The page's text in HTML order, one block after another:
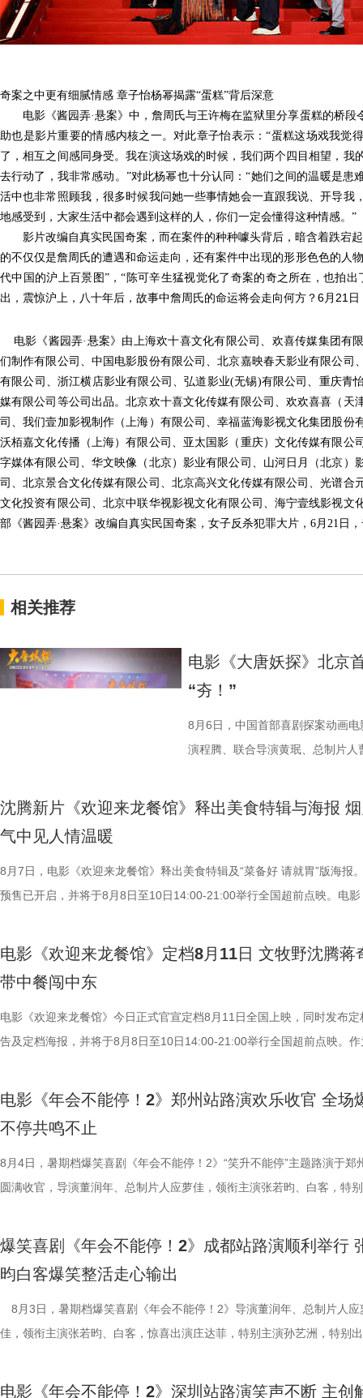
奇案之中更有细腻情感 章子怡杨幂揭露“蛋糕”背后深意
电影《酱园弄·悬案》中，詹周氏与王许梅在监狱里分享蛋糕的桥段
助也是影片重要的情感内核之一。对此章子怡表示：“蛋糕这场戏我觉
了，相互之间感同身受。我在演这场戏的时候，我们两个四目相望，我
去行动了，我非常感动。”对此杨幂也十分认同：“她们 之间的温暖是患
活中也非常照顾我，很多时候我问她一些事情她会一直跟我说、开导我
地感受到，大家生活中都会遇到这样的人，你们一定会懂得这种情感。 ”
影片改编自真实民国奇案， 而在案件的种种噱头背后，暗含着跌宕
的不仅仅是詹周氏的遭遇和命运走向，还有案件中出现的形形色色的人
代中国的沪上百景图”，“陈可辛生猛视觉化了奇案的奇之所在，也拍
出，震惊沪上，八十年后，故事中詹周氏的命运将会走向何方？ 6月 21
电影《酱园弄·悬案》由上海欢十喜文化有限公司、欢喜传媒集团有
们制作有限公司、中国电影股份有限公司、北京嘉映春天影业有限公司
有限公司、浙江横店影业有限公司、弘道影业(无锡)有限公司、重庆青
媒有限公司等公司出品。北京欢十喜文化传媒有限公司、欢欢喜喜（天
司、我们壹加影视制作（上海）有限公司、幸福蓝海影视文化集团股份
沃栢嘉文化传播（上海）有限公司、亚太国影（重庆）文化传媒有限公
字媒体有限公司、华文映像（北京）影业有限公司、山河日月（北京）
司、北京景合文化传媒有限公司、北京高兴文化传媒有限公司、光谱合
文化投资有限公司、北京中联华视影视文化有限公司、海宁壹线影视文
部《酱园弄·悬案》改编自真实民国奇案，女子反杀犯罪大片，6月21日
相关推荐
电影《大唐妖探》北京
“夯！”
8月6日，中国首部喜剧探案动画
演程腾、联合导演黄珉、总制片
建、蔡海婷、范哲琛等主创悉数
开启了一段笑闹互怼的刺激探案
欢乐热血的冒险故事，以及“喜剧
前点映火热进行中，预售现已
cos狄少、阿萨现身活动，邀请主
也围绕影片展开了真诚分享。
现一个探案故事，让它适合全年
靠机关运行的，希望让大家觉
出演雷淞然、张呈也在现场畅聊
会更贴近一些，都比较内敛；张
动画百花齐放，让观众看到更多元
打”导演的趣事，笑称导演“想要的
合家庭观众看的一部电影——孩子
沈腾新片《欢迎来龙餐馆》释出美食特辑与海报
气中见人情温暖
8月7日，电影《欢迎来龙餐馆》释出美食特辑及“菜备好 请就胃”版海报
预售已开启，并将于8月8日至10日14:00-21:00举行全国超前点映。电影
远赴中东谋生，在当地与餐馆经理马俊生（蒋奇明 饰）相识，并共同打
人被迫卷入动荡之中，在生存与抉择间面对命运考验。美食特辑以徐福
生、赛夫（奥马尔·谢里夫 饰）在龙餐馆的日常为线索，通过中华美食将
人物之间的情感呈现给观众。“菜备好 请就胃”版海报则定格“一家三口”在
馆》由文牧野执导，宁浩监制，文牧野、郎群力、钟伟编剧，沈腾领衔
映。 匠心烹制银幕美食奇观 龙餐馆“核心团队”首聚展现热闹氛
此次发布的美食特辑以徐福、马俊生和龙餐馆的孩子们，通过
话和观众们隔空打招呼开头，迅速将观众带入烟火气十足的龙餐馆。炉
员逐一亮相，金牌主厨徐福掌勺稳健，技艺了得，在花絮里，沈腾上手
忙，与徐福的初次碰面便“独自扛下所有”；餐馆学徒赛夫起初与师父徐福
付，但在相处中逐渐形成默契，马俊生如同徐福与赛夫的“润滑剂”，让两
够磨合成功。而徐福与龙餐馆里其他孩子们的互动也让龙餐馆里氛围更
味，也折射出每个角色不同的性格底色与处世方式。 美食特辑
电影《欢迎来龙餐馆》定档8月11日 文牧野沈腾蒋
带中餐闯中东
电影《欢迎来龙餐馆》今日正式官宣定档8月11日全国上映，同时发布定
告及定档海报，并将于8月8日至10日14:00-21:00举行全国超前点映。作
当地结识餐馆经理马俊生（蒋奇明 饰），两人携手经营龙餐馆。然而战
馆从生意渐入正轨到突遭战争打断的转变过程，影片在热闹营业与战火
间形成鲜明反差。定档海报中，徐福立于满是弹孔的红墙之前专注掌勺
佳肴满桌，与身后未散的硝烟痕迹形成鲜明对照。定档预告与海报将战
“硬菜”充满期待。《欢迎来龙餐馆》由IMAX特制拍摄，在IMAX银幕上，
的战争场面与美食烹制的烟火细节。电影《欢迎来龙餐馆》由文牧野执
浩监制，文牧野、郎群力、钟伟编剧，沈腾领衔主演，蒋奇明、奥马尔·
夫主演，李治廷特别出演，谢里夫·萨比、艾哈迈德·萨利姆、法鲁克·穆
情出演。 海报.jpg 沈腾勇闯中东做地道中餐 携手蒋奇明演绎战火下的小
电影《年会不能停！2》郑州站路演欢乐收官 全场
不停共鸣不止
8月4日，暑期档爆笑喜剧《年会不能停！2》“笑升不能停”主题路演于郑
圆满收官，导演董润年、总制片人应萝佳，领衔主演张若昀、白客，特
情洋溢。影片讲述了“缺心眼”刘奔与“没脾气”马杰包子铺“癫疯”相遇、喜
导，应萝佳担任总制片人，张若昀、白客、高叶领衔主演，大鹏、庄达
出演，孙艺洲特别主演，田雨、王耀庆特别出演，李乃文、李晨、欧阳
情出演，童漠男、酷酷的滕、闫佩伦主演，钟汉良特邀出演。影片猫眼
演热情似火 欢笑声中圆满收官 郑州站路演映后交流全程氛围热烈，董润
爆笑喜剧《年会不能停！2》成都站路演顺利举行
昀白客爆笑整活走心输出
8月3日，暑期档爆笑喜剧《年会不能停！2》导演董润年、总制片人应
佳，领衔主演张若昀、白客，惊喜出演庄达菲，特别主演孙艺洲，特别
事。现场不同年龄、职业的观众走心分享观影感受，全程欢笑与掌声交
电影《年会不能停！2》深圳站路演笑声不断 主创